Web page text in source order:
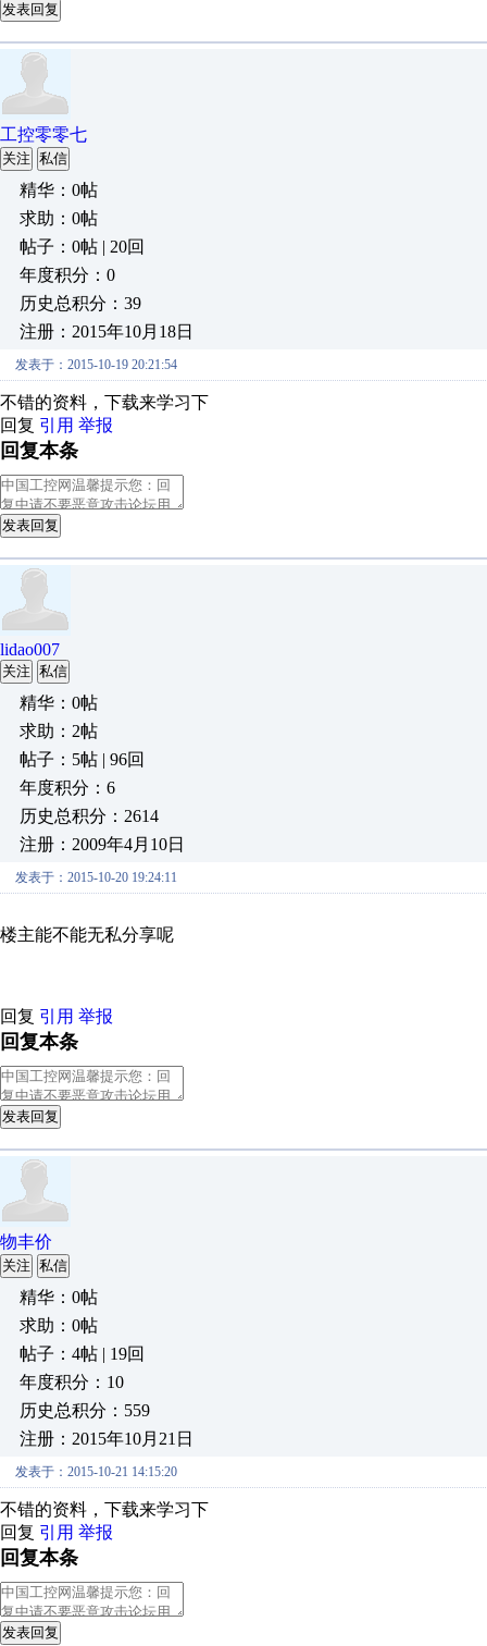
发表回复
工控零零七
关注 私信
精华：0帖
求助：0帖
帖子：0帖 | 20回
年度积分：0
历史总积分：39
注册：2015年10月18日
发表于：2015-10-19 20:21:54
不错的资料，下载来学习下
回复 引用 举报
回复本条
发表回复
lidao007
关注 私信
精华：0帖
求助：2帖
帖子：5帖 | 96回
年度积分：6
历史总积分：2614
注册：2009年4月10日
发表于：2015-10-20 19:24:11
楼主能不能无私分享呢
回复 引用 举报
回复本条
发表回复
物丰价
关注 私信
精华：0帖
求助：0帖
帖子：4帖 | 19回
年度积分：10
历史总积分：559
注册：2015年10月21日
发表于：2015-10-21 14:15:20
不错的资料，下载来学习下
回复 引用 举报
回复本条
发表回复